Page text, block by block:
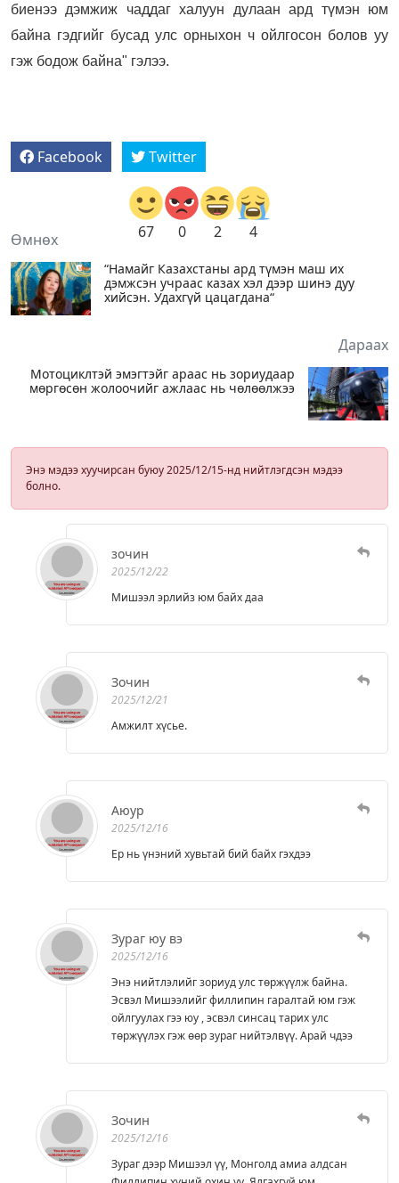
биенээ дэмжиж чаддаг халуун дулаан ард түмэн юм
байна гэдгийг бусад улс орныхон ч ойлгосон болов уу
гэж бодож байна" гэлээ.
Facebook Twitter
67 0 2 4
Өмнөх
“Намайг Казахстаны ард түмэн маш их
дэмжсэн учраас казах хэл дээр шинэ дуу
хийсэн. Удахгүй цацагдана“
Дараах
Мотоциклтэй эмэгтэйг араас нь зориудаар
мөргөсөн жолоочийг ажлаас нь чөлөөлжээ
Энэ мэдээ хуучирсан буюу 2025/12/15-нд нийтлэгдсэн мэдээ
болно.
зочин
2025/12/22
Мишээл эрлийз юм байх даа
Зочин
2025/12/21
Амжилт хүсье.
Аюур
2025/12/16
Ер нь үнэний хувьтай бий байх гэхдээ
Зураг юу вэ
2025/12/16
Энэ нийтлэлийг зориуд улс төржүүлж байна.
Эсвэл Мишээлийг филлипин гаралтай юм гэж
ойлгуулах гээ юу , эсвэл синсац тарих улс
төржүүлэх гэж өөр зураг нийтэлвүү. Арай чдээ
Зочин
2025/12/16
Зураг дээр Мишээл үү, Монголд амиа алдсан